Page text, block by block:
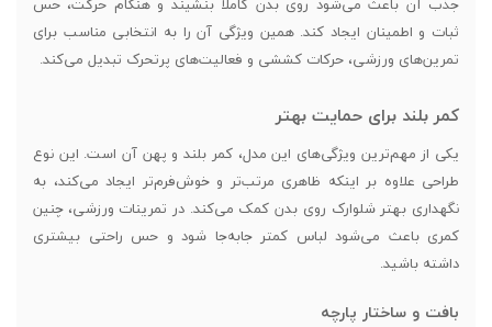
ثبات و اطمینان ایجاد کند. همین ویژگی آن را به انتخابی مناسب برای
تمرین‌های ورزشی، حرکات کششی و فعالیت‌های پرتحرک تبدیل می‌کند.
کمر بلند برای حمایت بهتر
یکی از مهم‌ترین ویژگی‌های این مدل، کمر بلند و پهن آن است. این نوع
طراحی علاوه بر اینکه ظاهری مرتب‌تر و خوش‌فرم‌تر ایجاد می‌کند، به
نگهداری بهتر شلوارک روی بدن کمک می‌کند. در تمرینات ورزشی، چنین
کمری باعث می‌شود لباس کمتر جابه‌جا شود و حس راحتی بیشتری
داشته باشید.
بافت و ساختار پارچه